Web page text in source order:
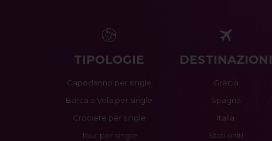
TIPOLOGIE
Capodanno per single
Barca a Vela per single
Crociere per single
Tour per single
DESTINAZIONI
Grecia
Spagna
Italia
Stati uniti